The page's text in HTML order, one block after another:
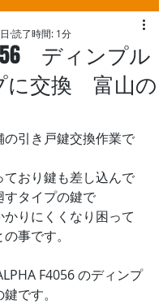
ディンプル
に交換 富山の
読了時間: 1分
引き戸鍵交換作業で
ており鍵も差し込んで
タイプの鍵で
りにくくなり困って
事です。
F4056 のディンプ
です。